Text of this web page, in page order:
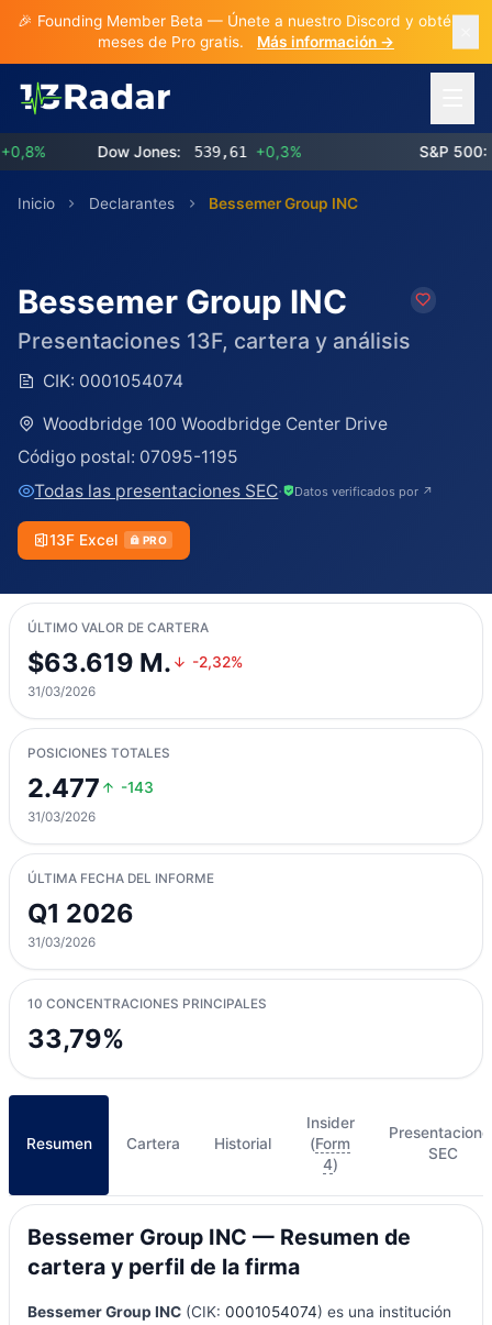
🎉 Founding Member Beta — Únete a nuestro Discord y obtén 3
meses de Pro gratis.
Más información →
Dow Jones: 539,61 +0,3% S&P 500:
Inicio Declarantes Bessemer Group INC
Bessemer Group INC
Presentaciones 13F, cartera y análisis
CIK: 0001054074
Woodbridge 100 Woodbridge Center Drive
Código postal: 07095-1195
Todas las presentaciones SEC· Datos verificados por ↗
13F Excel PRO
ÚLTIMO VALOR DE CARTERA
$63.619 M. -2,32%
31/03/2026
POSICIONES TOTALES
2.477 -143
31/03/2026
ÚLTIMA FECHA DEL INFORME
Q1 2026
31/03/2026
10 CONCENTRACIONES PRINCIPALES
33,79%
Resumen Cartera Historial
Insider
(Form
4)
SEC
Bessemer Group INC — Resumen de
cartera y perfil de la firma
Bessemer Group INC(CIK: 0001054074) es una institución